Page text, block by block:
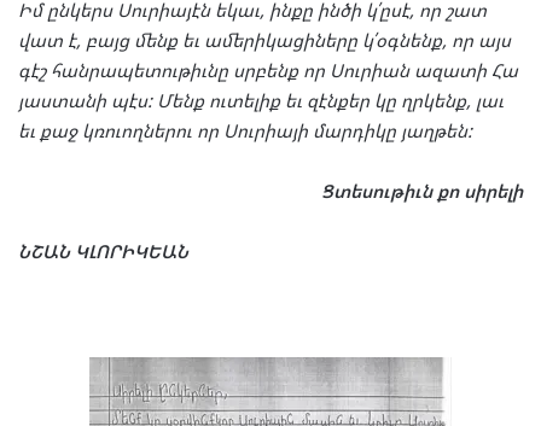
Իմ ընկերս Սուրիայէն եկաւ, ինքը ինծի կ՛ըսէ, որ շատ
վատ է, բայց մենք եւ ամերիկացիները կ՛օգնենք, որ այս
գէշ հանրապետութիւնը սրբենք որ Սուրիան ազատի Հա
յաստանի պէս: Մենք ուտելիք եւ զէնքեր կը ղրկենք, լաւ
եւ քաջ կռուողներու որ Սուրիայի մարդիկը յաղթեն:
Ցտեսութիւն քո սիրելի
ՆՇԱՆ ԿԼՈՐԻԿԵԱՆ